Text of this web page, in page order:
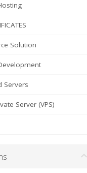
Solution
Servers
Server (VPS)